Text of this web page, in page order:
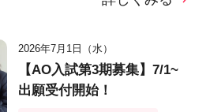
2026年7月1日（水）
【AO入試第3期募集】7/1~
出願受付開始！